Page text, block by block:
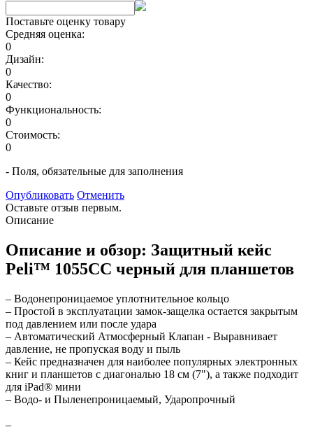
Поставьте оценку товару
Средняя оценка:
0
Дизайн:
0
Качество:
0
Функциональность:
0
Стоимость:
0
- Поля, обязательные для заполнения
Опубликовать Отменить
Оставьте отзыв первым.
Описание
Описание и обзор: Защитный кейс
Peli™ 1055CC черный для планшетов
– Водонепроницаемое уплотнительное кольцо
– Простой в эксплуатации замок-защелка остается закрытым
под давлением или после удара
– Автоматический Атмосферный Клапан - Выравнивает
давление, не пропуская воду и пыль
– Кейс предназначен для наиболее популярных электронных
книг и планшетов с диагональю 18 см (7"), а также подходит
для iPad® мини
– Водо- и Пыленепроницаемый, Ударопрочный
–